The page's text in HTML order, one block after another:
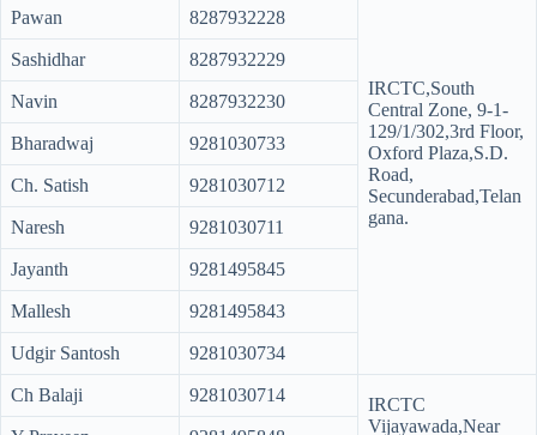
IRCTC,South
Central Zone, 9-1-
129/1/302,3rd Floor,
Oxford Plaza,S.D.
Road,
Secunderabad,Telan
gana.
Pawan 8287932228
Sashidhar 8287932229
Navin 8287932230
Bharadwaj 9281030733
Ch. Satish 9281030712
Naresh 9281030711
Jayanth 9281495845
Mallesh 9281495843
Udgir Santosh 9281030734
Ch Balaji 9281030714
IRCTC
Vijayawada,Near